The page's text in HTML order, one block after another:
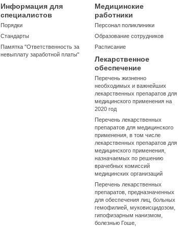
Информация для
специалистов
Порядки
Стандарты
Памятка "Ответственность за
невыплату заработной платы"
Медицинские
работники
Персонал поликлиники
Образование сотрудников
Расписание
Лекарственное
обеспечение
Перечень жизненно
необходимых и важнейших
лекарственных препаратов для
медицинского применения на
2020 год
Перечень лекарственных
препаратов для медицинского
применения, в том числе
лекарственных препаратов для
медицинского применения,
назначаемых по решению
врачебных комиссий
медицинских организаций
Перечень лекарственных
препаратов, предназначенных
для обеспечения лиц, больных
гемофилией, муковисцидозом,
гипофизарным нанизмом,
болезнью Гоше,